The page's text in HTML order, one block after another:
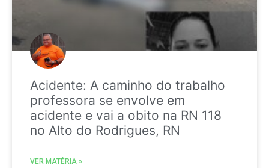
Acidente: A caminho do trabalho
professora se envolve em
acidente e vai a obito na RN 118
no Alto do Rodrigues, RN
VER MATÉRIA »